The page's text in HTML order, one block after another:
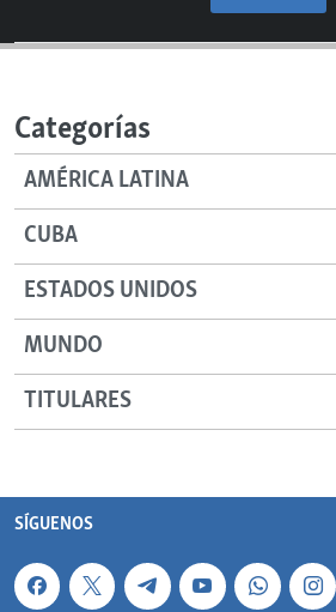
Categorías
AMÉRICA LATINA
CUBA
ESTADOS UNIDOS
MUNDO
TITULARES
SÍGUENOS